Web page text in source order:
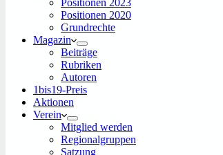
Positionen 2023
Positionen 2020
Grundrechte
Magazin
Beiträge
Rubriken
Autoren
1bis19-Preis
Aktionen
Verein
Mitglied werden
Regionalgruppen
Satzung